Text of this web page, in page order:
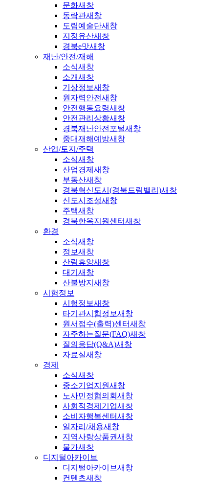
문화새창
동락관새창
도립예술단새창
지정유산새창
경북e맛새창
재난/안전/재해
소식새창
소개새창
기상정보새창
원자력안전새창
안전행동요령새창
안전관리상황새창
경북재난안전포털새창
중대재해예방새창
산업/토지/주택
소식새창
산업경제 새창
부동산새창
경북혁신도시(경북드림밸리)새창
신도시조성새창
주택새창
경북한옥지원센터새창
환경
소식새창
정보새창
산림휴양새창
대기 새창
산불방지 새창
시험정보
시험정보새창
타기관시험정보새창
원서접수(출력)센터새창
자주하는질문(FAQ)새창
질의응답(Q&A)새창
자료실새창
경제
소식새창
중소기업지원새창
노사민정협의회 새창
사회적경제기업새창
소비자행복센터새창
일자리/채용새창
지역사랑상품권새창
물가새창
디지털아카이브
디지털아카이브새창
컨텐츠새창